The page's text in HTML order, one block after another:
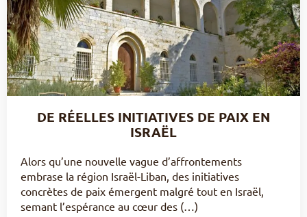
DE RÉELLES INITIATIVES DE PAIX EN
ISRAËL
Alors qu’une nouvelle vague d’affrontements
embrase la région Israël-Liban, des initiatives
concrètes de paix émergent malgré tout en Israël,
semant l’espérance au cœur des (…)